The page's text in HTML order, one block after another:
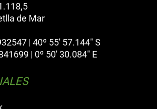
de Mar
| 40º 55' 57.144" S
| 0º 50' 30.084" E